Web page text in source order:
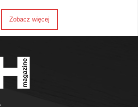
Zobacz więcej